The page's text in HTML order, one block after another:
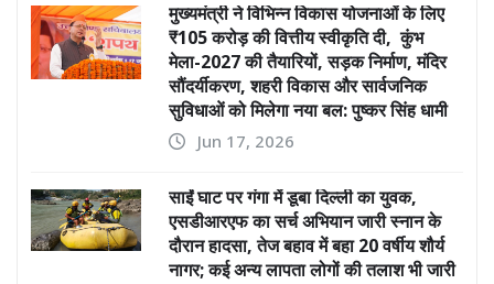
मुख्यमंत्री ने विभिन्न विकास योजनाओं के लिए
₹105 करोड़ की वित्तीय स्वीकृति दी, कुंभ
मेला-2027 की तैयारियों, सड़क निर्माण, मंदिर
सौंदर्यीकरण, शहरी विकास और सार्वजनिक
सुविधाओं को मिलेगा नया बल: पुष्कर सिंह धामी
Jun 17, 2026
साईं घाट पर गंगा में डूबा दिल्ली का युवक,
एसडीआरएफ का सर्च अभियान जारी स्नान के
दौरान हादसा, तेज बहाव में बहा 20 वर्षीय शौर्य
नागर; कई अन्य लापता लोगों की तलाश भी जारी